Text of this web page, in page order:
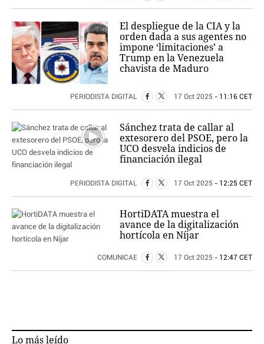
El despliegue de la CIA y la
orden dada a sus agentes no
impone ‘limitaciones’ a
Trump en la Venezuela
chavista de Maduro
PERIODISTA DIGITAL 17 Oct 2025 - 11:16 CET
Sánchez trata de callar al
extesorero del PSOE, pero la
UCO desvela indicios de
financiación ilegal
PERIODISTA DIGITAL 17 Oct 2025 - 12:25 CET
HortiDATA muestra el
avance de la digitalización
hortícola en Níjar
COMUNICAE 17 Oct 2025 - 12:47 CET
Lo más leído